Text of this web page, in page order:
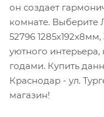
он создает
комнате. Выберите
52796
уютного интерьера,
годами. Купить
Краснодар - ул.
магазин!